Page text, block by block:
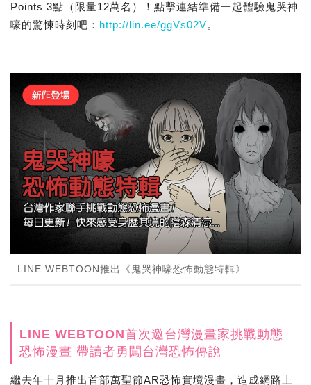
Points 3點（限量12萬名）！點擊連結準備一起體驗鬼哭神
嚎的驚悚時刻吧： http://lin.ee/ggVs02V。
LINE WEBTOON推出《鬼哭神嚎恐怖動態特輯》
LINE WEBTOON首次邀台灣漫畫家挑戰動態
恐怖漫畫 帶讀者勇闖台灣恐怖傳說
繼去年十月推出首部萬聖節AR恐怖實境漫畫，造成網路上